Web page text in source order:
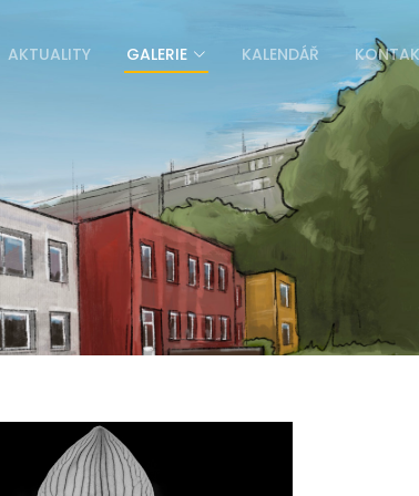
AKTUALITY GALERIE KALENDÁŘ